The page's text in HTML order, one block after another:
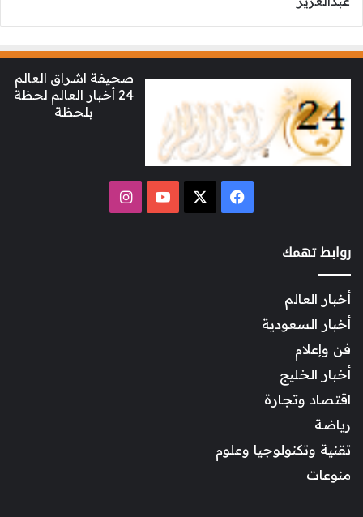
صحيفة اشراق العالم
24 أخبار العالم لحظة
بلحظة
فيسبوك ‫YouTubeانستقرام
روابط تهمك
أخبار العالم
أخبار السعودية
فن وإعلام
أخبار الخليج
اقتصاد وتجارة
رياضة
تقنية وتكنولوجيا وعلوم
منوعات